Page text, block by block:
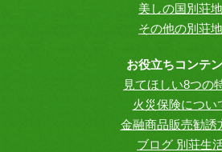
美しの国別荘地
その他の別荘地
お役立ちコンテ
見てほしい8つの
火災保険につい
金融商品販売勧誘
ブログ 別荘生